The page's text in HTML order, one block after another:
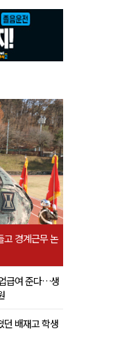
고 경계근무 논
급여 준다…생
던 배재고 학생